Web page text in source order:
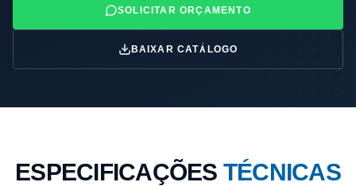
SOLICITAR ORÇAMENTO
BAIXAR CATÁLOGO
ESPECIFICAÇÕES TÉCNICAS